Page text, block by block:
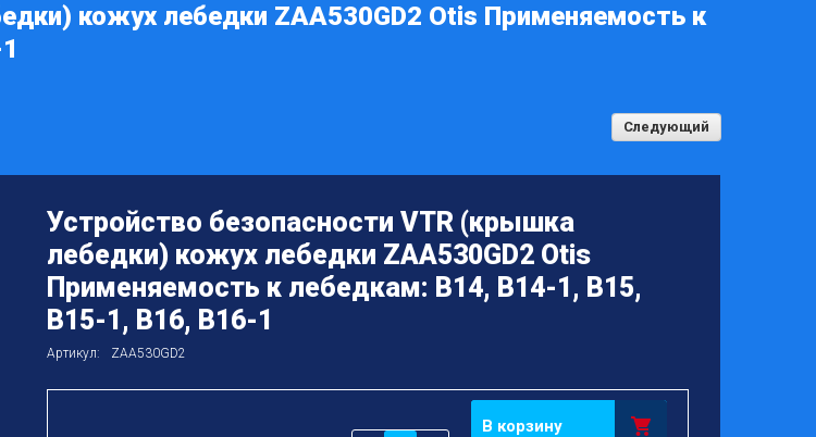
кожух лебедки ZAA530GD2 Otis Применяемость к
Следующий
Устройство безопасности VTR (крышка
лебедки) кожух лебедки ZAA530GD2 Otis
Применяемость к лебедкам: B14, B14-1, B15,
B15-1, B16, B16-1
Артикул: ZAA530GD2
В корзину